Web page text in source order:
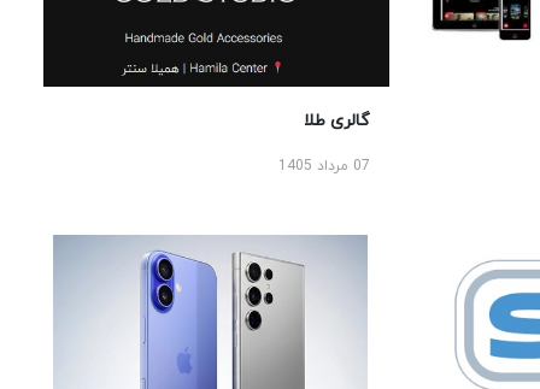
گالری طلا
07 مرداد 1405